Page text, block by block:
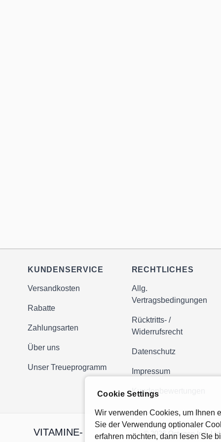
KUNDENSERVICE
Versandkosten
Rabatte
Zahlungsarten
Über uns
Unser Treueprogramm
RECHTLICHES
Allg.
Vertragsbedingungen
Rücktritts- /
Widerrufsrecht
Datenschutz
Impressum
Kundenbewertungen
VITAMINE-
© 2026 Octagon Ind.
Cookie Settings
Wir verwenden Cookies, um Ihnen
Sie der Verwendung optionaler
erfahren möchten, dann lesen SIe